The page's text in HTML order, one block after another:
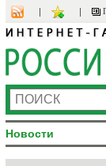
Новости